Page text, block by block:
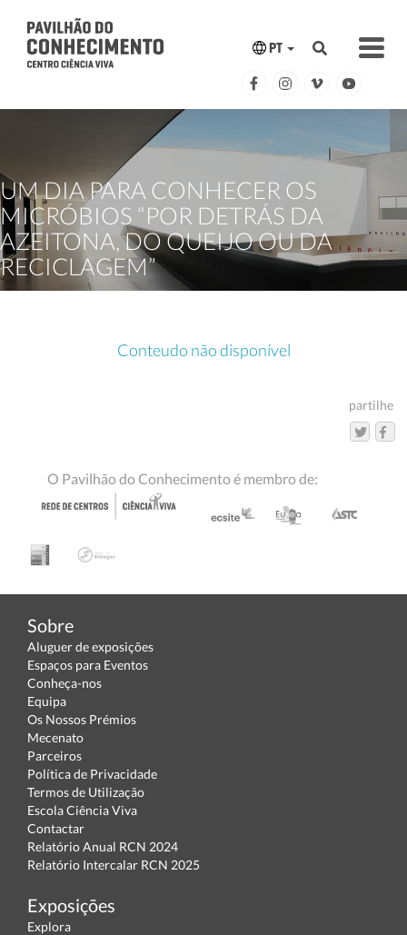
PT
UM DIA PARA CONHECER OS
MICRÓBIOS “POR DETRÁS DA
AZEITONA, DO QUEIJO OU DA
RECICLAGEM”
Conteudo não disponível
partilhe
O Pavilhão do Conhecimento é membro de:
Sobre
Aluguer de exposições
Espaços para Eventos
Conheça-nos
Equipa
Os Nossos Prémios
Mecenato
Parceiros
Política de Privacidade
Termos de Utilização
Escola Ciência Viva
Contactar
Relatório Anual RCN 2024
Relatório Intercalar RCN 2025
Exposições
Explora